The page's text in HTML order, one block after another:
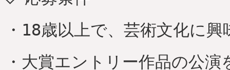
・18歳以上で、芸術文化に
・大賞エントリー作品の公